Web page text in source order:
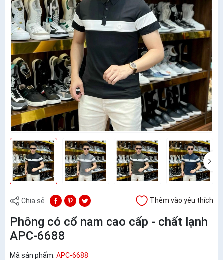
Chia sẻ Thêm vào yêu thích
Phông có cổ nam cao cấp - chất lạnh
APC-6688
Mã sản phẩm: APC-6688